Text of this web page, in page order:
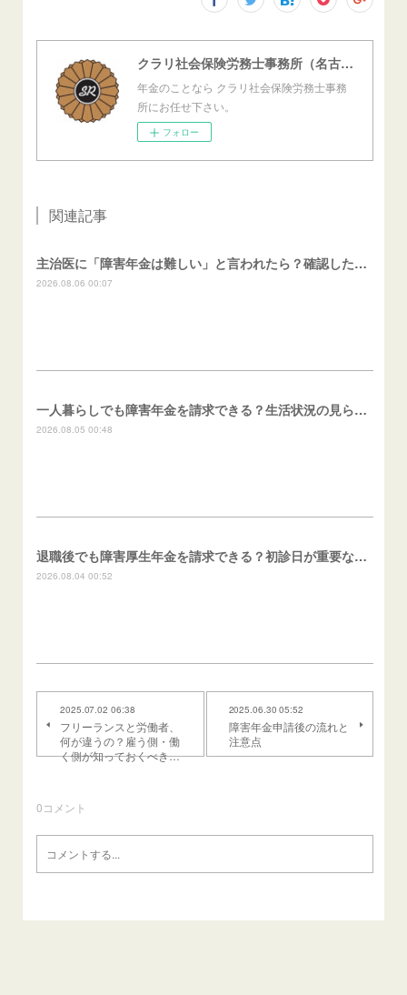
クラリ社会保険労務士事務所（名古屋西障害年金センター）
年金のことなら クラリ社会保険労務士事務
所にお任せ下さい。
フォロー
関連記事
主治医に「障害年金は難しい」と言われたら？確認したいこと
2026.08.06 00:07
一人暮らしでも障害年金を請求できる？生活状況の見られ方
2026.08.05 00:48
退職後でも障害厚生年金を請求できる？初診日が重要な理由
2026.08.04 00:52
2025.07.02 06:38
フリーランスと労働者、
何が違うの？雇う側・働
く側が知っておくべき…
2025.06.30 05:52
障害年金申請後の流れと
注意点
0コメント